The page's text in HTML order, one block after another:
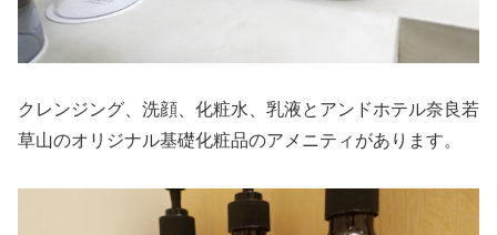
クレンジング、洗顔、化粧水、乳液とアンドホテル奈良若
草山のオリジナル基礎化粧品のアメニティがあります。